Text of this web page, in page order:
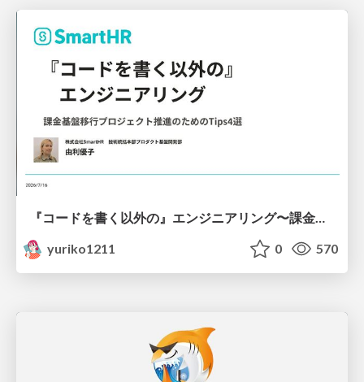
『コードを書く以外の』エンジニアリング〜課金基盤移行プロジェクト推進のためのTips4選
yuriko1211
0 570